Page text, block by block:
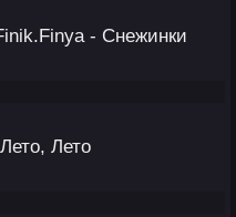
- Снежинки
Лето